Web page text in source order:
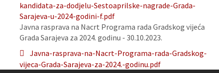
kandidata-za-dodjelu-Sestoaprilske-nagrade-Grada-
Sarajeva-u-2024-godini-f.pdf
Javna rasprava na Nacrt Programa rada Gradskog vijeća
Grada Sarajeva za 2024. godinu - 30.10.2023.
Javna-rasprava-na-Nacrt-Programa-rada-Gradskog-
vijeca-Grada-Sarajeva-za-2024.-godinu.pdf